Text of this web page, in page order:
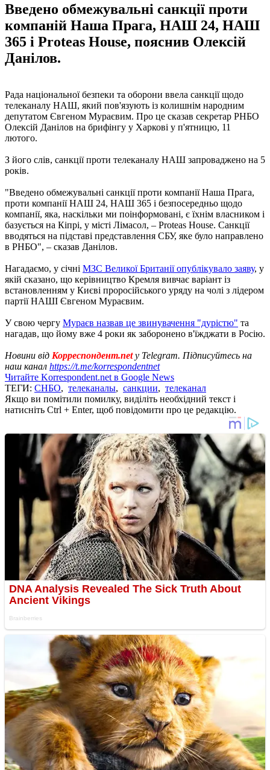
Введено обмежувальні санкції проти
компаній Наша Прага, НАШ 24, НАШ
365 і Proteas House, пояснив Олексій
Данілов.
Рада національної безпеки та оборони ввела санкції щодо
телеканалу НАШ, який пов'язують із колишнім народним
депутатом Євгеном Мураєвим. Про це сказав секретар РНБО
Олексій Данілов на брифінгу у Харкові у п'ятницю, 11
лютого.
З його слів, санкції проти телеканалу НАШ запроваджено на 5
років.
"Введено обмежувальні санкції проти компанії Наша Прага,
проти компанії НАШ 24, НАШ 365 і безпосередньо щодо
компанії, яка, наскільки ми поінформовані, є їхнім власником і
базується на Кіпрі, у місті Лімасол, – Proteas House. Санкції
вводяться на підставі представлення СБУ, яке було направлено
в РНБО", – сказав Данілов.
Нагадаємо, у січні МЗС Великої Британії опублікувало заяву, у
якій сказано, що керівництво Кремля вивчає варіант із
встановленням у Києві проросійського уряду на чолі з лідером
партії НАШІ Євгеном Мураєвим.
У свою чергу Мураєв назвав це звинувачення "дурістю" та
нагадав, що йому вже 4 роки як заборонено в'їжджати в Росію.
Новини від Корреспондент.netу Telegram. Підписуйтесь на
наш канал https://t.me/korrespondentnet
Читайте Korrespondent.net в Google News
ТЕГИ: СНБО, телеканалы, санкции, телеканал
Якщо ви помітили помилку, виділіть необхідний текст і
натисніть Ctrl + Enter, щоб повідомити про це редакцію.